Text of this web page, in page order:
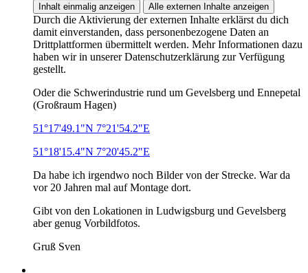
Inhalt einmalig anzeigen Alle externen Inhalte anzeigen
Durch die Aktivierung der externen Inhalte erklärst du dich
damit einverstanden, dass personenbezogene Daten an
Drittplattformen übermittelt werden. Mehr Informationen dazu
haben wir in unserer Datenschutzerklärung zur Verfügung
gestellt.
Oder die Schwerindustrie rund um Gevelsberg und Ennepetal
(Großraum Hagen)
51°17'49.1"N 7°21'54.2"E
51°18'15.4"N 7°20'45.2"E
Da habe ich irgendwo noch Bilder von der Strecke. War da
vor 20 Jahren mal auf Montage dort.
Gibt von den Lokationen in Ludwigsburg und Gevelsberg
aber genug Vorbildfotos.
Gruß Sven